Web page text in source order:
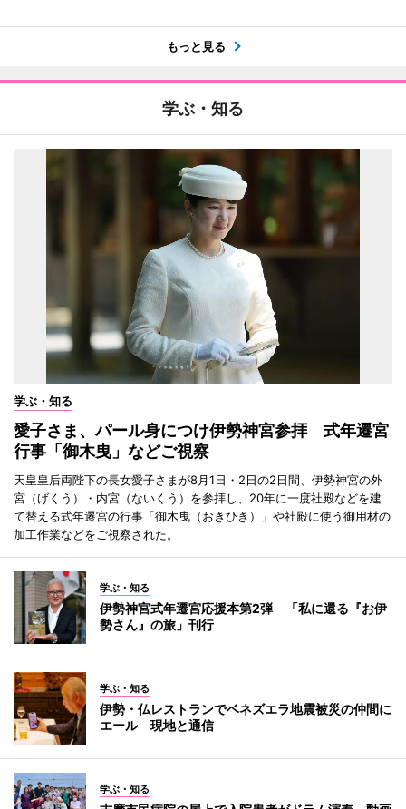
もっと見る
学ぶ・知る
学ぶ・知る
愛子さま、パール身につけ伊勢神宮参拝 式年遷宮
行事「御木曳」などご視察
天皇皇后両陛下の長女愛子さまが8月1日・2日の2日間、伊勢神宮の外
宮（げくう）・内宮（ないくう）を参拝し、20年に一度社殿などを建
て替える式年遷宮の行事「御木曳（おきひき）」や社殿に使う御用材の
加工作業などをご視察された。
学ぶ・知る
伊勢神宮式年遷宮応援本第2弾 「私に還る『お伊
勢さん』の旅」刊行
学ぶ・知る
伊勢・仏レストランでベネズエラ地震被災の仲間に
エール 現地と通信
学ぶ・知る